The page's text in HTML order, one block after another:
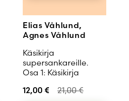
Elias Våhlund,
Agnes Våhlund
Käsikirja
supersankareille.
Osa 1: Käsikirja
12,00 € 21,00€